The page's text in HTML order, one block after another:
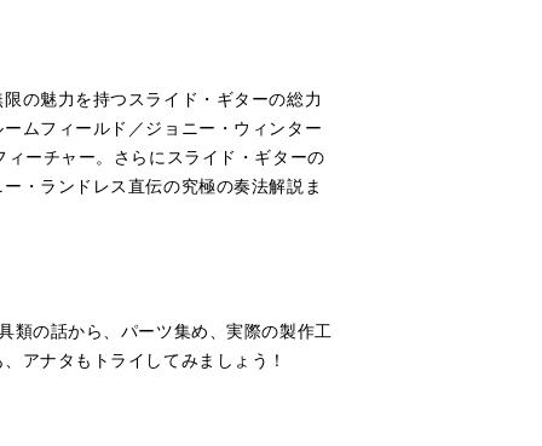
の魅力を持つスライド・ギターの総力
ムフィールド／ジョニー・ウィンター
ーチャー。さらにスライド・ギターの
・ランドレス直伝の究極の奏法解説ま
類の話から、パーツ集め、実際の製作工
アナタもトライしてみましょう！